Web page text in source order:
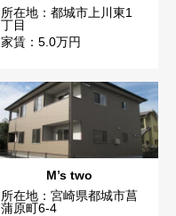
所在地：都城市上川東1
丁目
家賃：5.0万円
M’s two
所在地：宮崎県都城市菖
蒲原町6-4